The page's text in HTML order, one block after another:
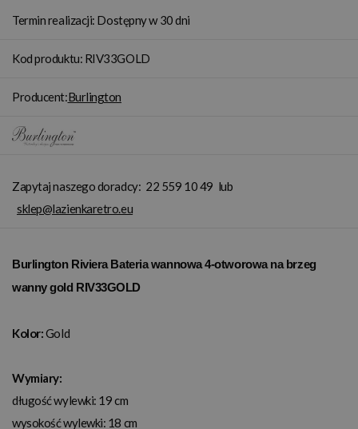
Termin realizacji: Dostępny w 30 dni
Kod produktu: RIV33GOLD
Producent:Burlington
Zapytaj naszego doradcy: 22 559 10 49 lub
sklep@lazienkaretro.eu
Burlington Riviera Bateria wannowa 4-otworowa na brzeg
wanny gold RIV33GOLD
Kolor:Gold
Wymiary:
długość wylewki: 19 cm
wysokość wylewki: 18 cm